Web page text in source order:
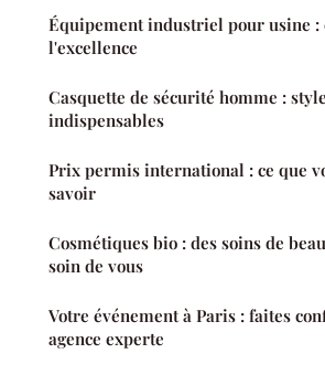
Équipement industriel pour usine :
l'excellence
Casquette de sécurité homme :
indispensables
Prix permis international : ce que
savoir
Cosmétiques bio : des soins de
soin de vous
Votre événement à Paris : faites
agence experte